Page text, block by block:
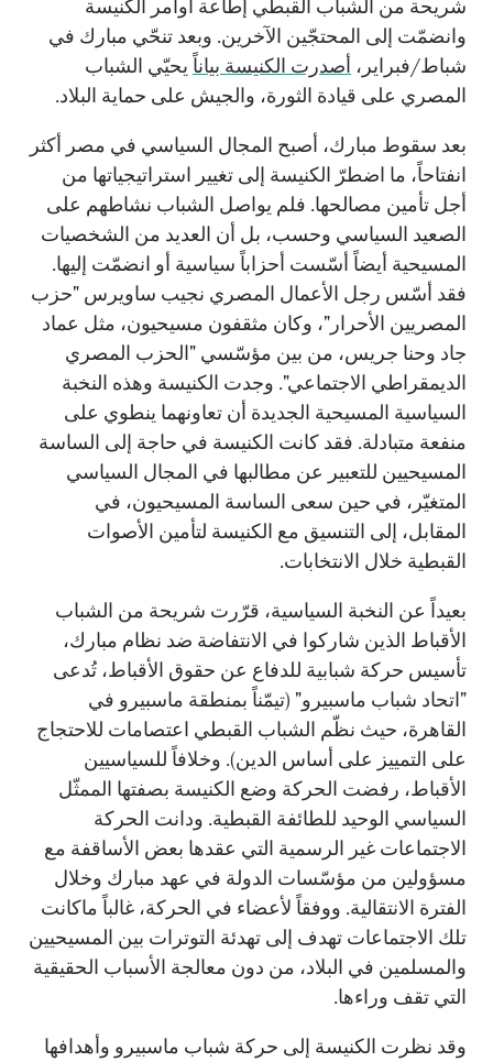
شريحة من الشباب القبطي إطاعة أوامر الكنيسة
وانضمّت إلى المحتجّين الآخرين. وبعد تنحّي مبارك في
شباط/فبراير، أصدرت الكنيسة بياناً يحيّي الشباب
المصري على قيادة الثورة، والجيش على حماية البلاد.
بعد سقوط مبارك، أصبح المجال السياسي في مصر أكثر
انفتاحاً، ما اضطرّ الكنيسة إلى تغيير استراتيجياتها من
أجل تأمين مصالحها. فلم يواصل الشباب نشاطهم على
الصعيد السياسي وحسب، بل أن العديد من الشخصيات
المسيحية أيضاً أسّست أحزاباً سياسية أو انضمّت إليها.
فقد أسّس رجل الأعمال المصري نجيب ساويرس "حزب
المصريين الأحرار"، وكان مثقفون مسيحيون، مثل عماد
جاد وحنا جريس، من بين مؤسّسي "الحزب المصري
الديمقراطي الاجتماعي". وجدت الكنيسة وهذه النخبة
السياسية المسيحية الجديدة أن تعاونهما ينطوي على
منفعة متبادلة. فقد كانت الكنيسة في حاجة إلى الساسة
المسيحيين للتعبير عن مطالبها في المجال السياسي
المتغيّر، في حين سعى الساسة المسيحيون، في
المقابل، إلى التنسيق مع الكنيسة لتأمين الأصوات
القبطية خلال الانتخابات.
بعيداً عن النخبة السياسية، قرّرت شريحة من الشباب
الأقباط الذين شاركوا في الانتفاضة ضد نظام مبارك،
تأسيس حركة شبابية للدفاع عن حقوق الأقباط، تُدعى
"اتحاد شباب ماسبيرو" (تيمّناً بمنطقة ماسبيرو في
القاهرة، حيث نظّم الشباب القبطي اعتصامات للاحتجاج
على التمييز على أساس الدين). وخلافاً للسياسيين
الأقباط، رفضت الحركة وضع الكنيسة بصفتها الممثّل
السياسي الوحيد للطائفة القبطية. ودانت الحركة
الاجتماعات غير الرسمية التي عقدها بعض الأساقفة مع
مسؤولين من مؤسّسات الدولة في عهد مبارك وخلال
الفترة الانتقالية. ووفقاً لأعضاء في الحركة، غالباً ماكانت
تلك الاجتماعات تهدف إلى تهدئة التوترات بين المسيحيين
والمسلمين في البلاد، من دون معالجة الأسباب الحقيقية
التي تقف وراءها.
وقد نظرت الكنيسة إلى حركة شباب ماسبيرو وأهدافها